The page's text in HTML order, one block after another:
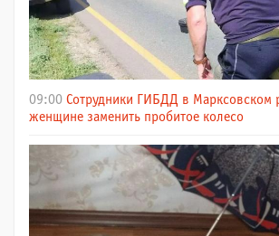
09:00 Сотрудники ГИБДД в Марксовском
женщине заменить пробитое колесо